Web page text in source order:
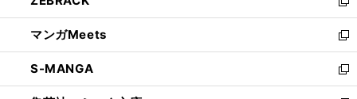
開
く
ウ
で
開
く
ン
ド
ウ
で
開
い
ウ
ィ
ン
ド
ウ
新
し
い
ウ
ィ
ン
マンガMeets
新
し
い
ウ
S-MANGA
新
し